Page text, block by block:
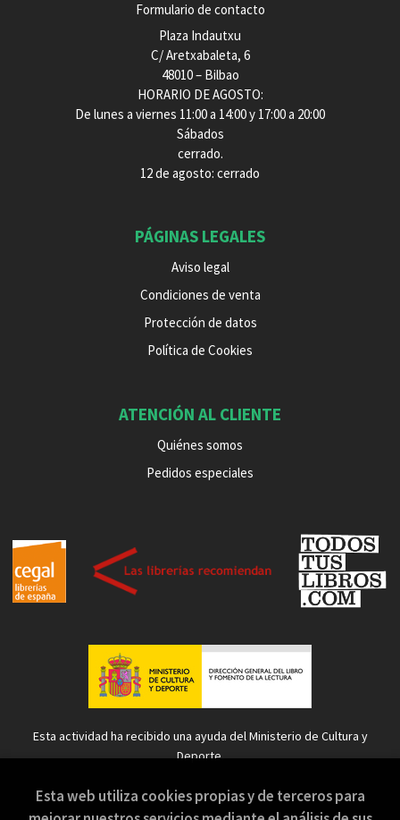
Formulario de contacto
Plaza Indautxu
C/ Aretxabaleta, 6
48010 – Bilbao
HORARIO DE AGOSTO:
De lunes a viernes 11:00 a 14:00 y 17:00 a 20:00
Sábados
cerrado.
12 de agosto: cerrado
PÁGINAS LEGALES
Aviso legal
Condiciones de venta
Protección de datos
Política de Cookies
ATENCIÓN AL CLIENTE
Quiénes somos
Pedidos especiales
Esta actividad ha recibido una ayuda del Ministerio de Cultura y
Deporte.
Esta web utiliza cookies propias y de terceros para